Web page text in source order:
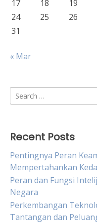
17 18 19
24
25 26
31
« Mar
Search
for:
Recent Posts
Pentingnya Peran
Mempertahankan
Peran dan Fungsi
Negara
Perkembangan
Tantangan dan